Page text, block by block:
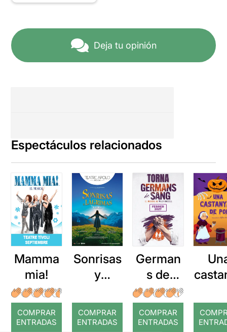
Deja tu opinión
Espectáculos relacionados
Mamma
mia!
COMPRAR
ENTRADAS
Sonrisas
y
COMPRAR
ENTRADAS
German
s de
sang
COMPRAR
ENTRADAS